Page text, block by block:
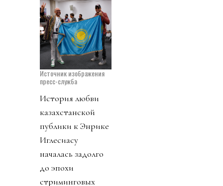
Источник изображения
пресс-служба
История любви
казахстанской
публики к Энрике
Иглесиасу
началась задолго
до эпохи
стриминговых